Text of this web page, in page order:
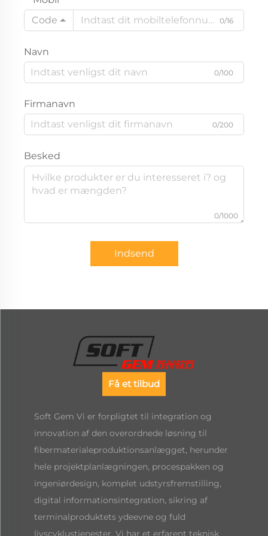
Code
0/16
Navn
0/100
Firmanavn
0/200
Besked
0/1000
Indsend
Få et tilbud
Soft Gem Vi er forpligtet til integration og
innovation af den overordnede løsning til
fibermaterialeproduktionsanlægget, herunder
hele projektplanlægningen, procespakken og
ingeniørdesign, komplet udstyrsfremstilling,
digital informationsintegration, sikring af
terminalproduktets ydeevne og fuld
livscyklustjenester. Vi har et erfarent teknisk